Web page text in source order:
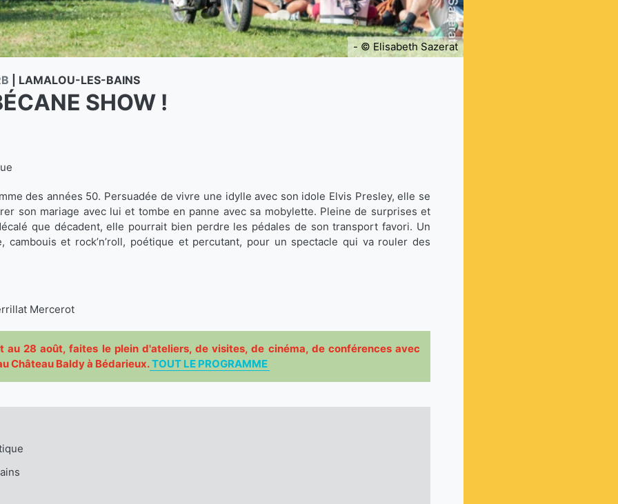
- © Elisabeth Sazerat
LAMALOU-LES-BAINS
SHOW !
des années 50. Persuadée de vivre une idylle avec son idole Elvis Presley, elle se
son mariage avec lui et tombe en panne avec sa mobylette. Pleine de surprises et
que décadent, elle pourrait bien perdre les pédales de son transport favori. Un
cambouis et rock’n’roll, poétique et percutant, pour un spectacle qui va rouler des
Mercerot
au 28 août, faites le plein d'ateliers, de visites, de cinéma, de conférences avec
Château Baldy à Bédarieux.TOUT LE PROGRAMME